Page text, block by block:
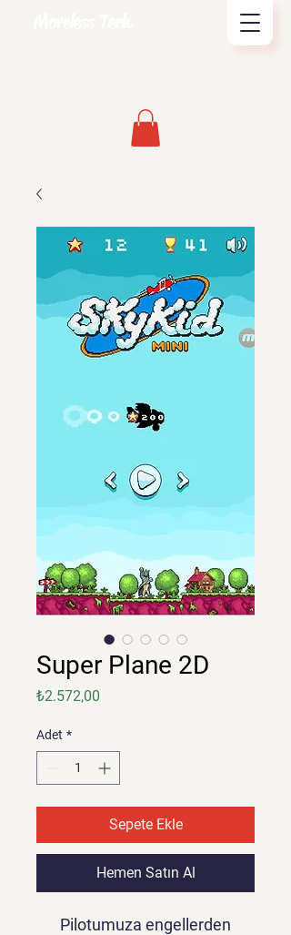
Super Plane 2D
₺2.572,00
Adet *
Sepete Ekle
Hemen Satın Al
Pilotumuza engellerden